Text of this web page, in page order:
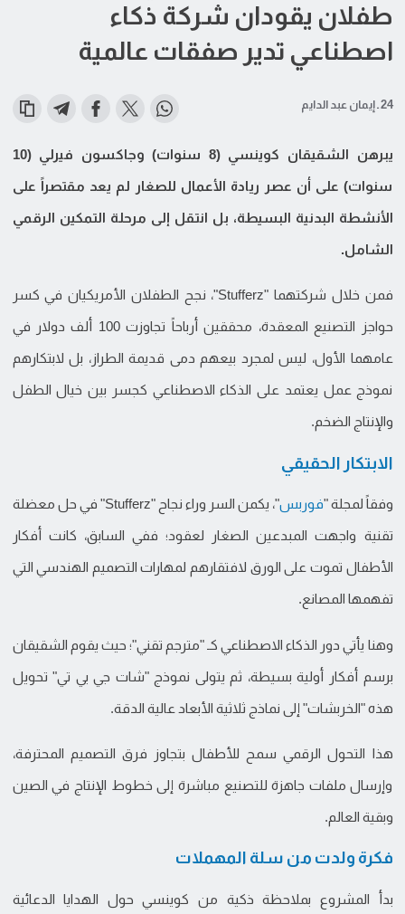
طفلان يقودان شركة ذكاء
اصطناعي تدير صفقات عالمية
24 ـ إيمان عبد الدايم
يبرهن الشقيقان كوينسي (8 سنوات) وجاكسون فيرلي (10
سنوات) على أن عصر ريادة الأعمال للصغار لم يعد مقتصراً على
الأنشطة البدنية البسيطة، بل انتقل إلى مرحلة التمكين الرقمي
الشامل.
فمن خلال شركتهما "Stufferz"، نجح الطفلان الأمريكيان في كسر
حواجز التصنيع المعقدة، محققين أرباحاً تجاوزت 100 ألف دولار في
عامهما الأول، ليس لمجرد بيعهم دمى قديمة الطراز، بل لابتكارهم
نموذج عمل يعتمد على الذكاء الاصطناعي كجسر بين خيال الطفل
والإنتاج الضخم.
الابتكار الحقيقي
وفقاً لمجلة "فوربس "، يكمن السر وراء نجاح "Stufferz" في حل معضلة
تقنية واجهت المبدعين الصغار لعقود؛ ففي السابق، كانت أفكار
الأطفال تموت على الورق لافتقارهم لمهارات التصميم الهندسي التي
تفهمها المصانع.
وهنا يأتي دور الذكاء الاصطناعي كـ "مترجم تقني"؛ حيث يقوم الشقيقان
برسم أفكار أولية بسيطة، ثم يتولى نموذج "شات جي بي تي" تحويل
هذه "الخربشات" إلى نماذج ثلاثية الأبعاد عالية الدقة.
هذا التحول الرقمي سمح للأطفال بتجاوز فرق التصميم المحترفة،
وإرسال ملفات جاهزة للتصنيع مباشرة إلى خطوط الإنتاج في الصين
وبقية العالم.
فكرة ولدت من سلة المهملات
بدأ المشروع بملاحظة ذكية من كوينسي حول الهدايا الدعائية